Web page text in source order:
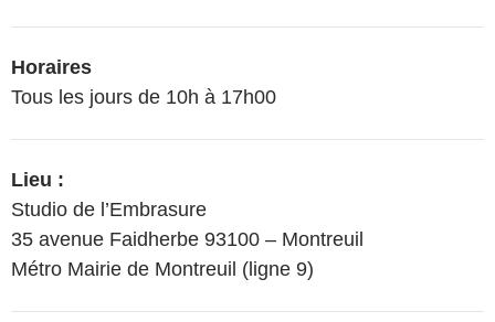
Horaires
Tous les jours de 10h à 17h00
Lieu :
Studio de l’Embrasure
35 avenue Faidherbe 93100 – Montreuil
Métro Mairie de Montreuil (ligne 9)